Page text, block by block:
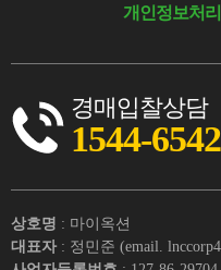
개인정보처
경매입찰상담
1544-6542
상호명 : 마이옥션
대표자 : 정민준 (email.